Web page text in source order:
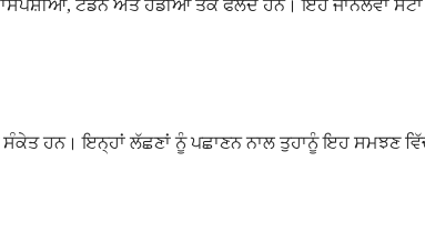
ਟੈਂਡਨ ਅਤੇ ਹੱਡੀਆਂ ਤੱਕ ਫੈਲਦੇ ਹਨ। ਇਹ ਜਾਨਲੇਵਾ
ਹਨ। ਇਨ੍ਹਾਂ ਲੱਛਣਾਂ ਨੂੰ ਪਛਾਣਨ ਨਾਲ ਤੁਹਾਨੂੰ ਇਹ ਸਮਝਣ